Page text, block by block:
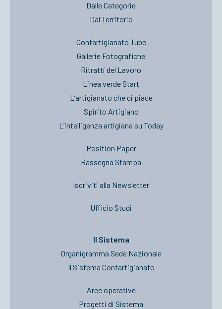
Dalle Categorie
Dal Territorio
Confartigianato Tube
Gallerie Fotografiche
Ritratti del Lavoro
Linea verde Start
L’artigianato che ci piace
Spirito Artigiano
L’intelligenza artigiana su Today
Position Paper
Rassegna Stampa
Iscriviti alla Newsletter
Ufficio Studi
Il Sistema
Organigramma Sede Nazionale
Il Sistema Confartigianato
Aree operative
Progetti di Sistema